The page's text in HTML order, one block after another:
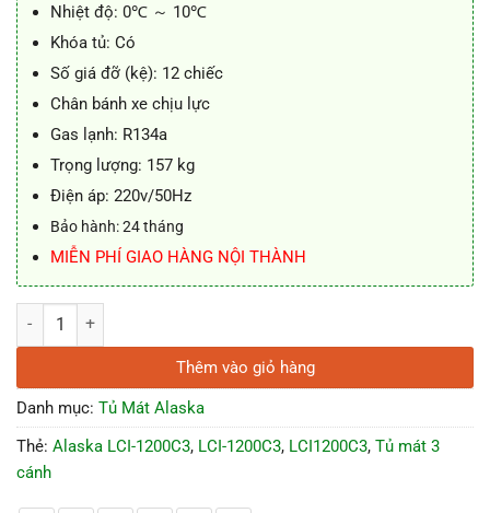
Nhiệt độ: 0℃ ～ 10℃
Khóa tủ: Có
Số giá đỡ (kệ): 12 chiếc
Chân bánh xe chịu lực
Gas lạnh: R134a
Trọng lượng: 157 kg
Điện áp: 220v/50Hz
Bảo hành: 24 tháng
MIỄN PHÍ GIAO HÀNG NỘI THÀNH
Tủ mát Alaska Inverter LCI-1200C3 3 cánh số lượng
Thêm vào giỏ hàng
Danh mục: Tủ Mát Alaska
Thẻ: Alaska LCI-1200C3, LCI-1200C3, LCI1200C3, Tủ mát 3
cánh